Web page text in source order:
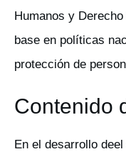
Humanos y
base en políticas
protección de
Contenido
En el desarrollo